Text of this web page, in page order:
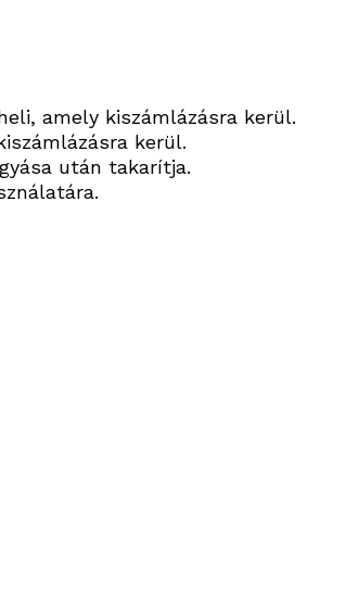
amely kiszámlázásra kerül.
kerül.
után takarítja.